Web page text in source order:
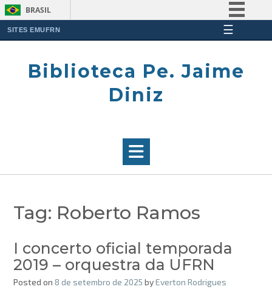
BRASIL
Participe
SITES EMUFRN ☰
Biblioteca Pe. Jaime
Diniz
Tag: Roberto Ramos
I concerto oficial temporada
2019 – orquestra da UFRN
Posted on 8 de setembro de 2025 byEverton Rodrigues